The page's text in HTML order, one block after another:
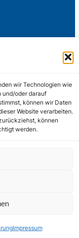
wir Technologien wie
und/oder darauf
können wir Daten
Website verarbeiten.
können
werden.
Impressum